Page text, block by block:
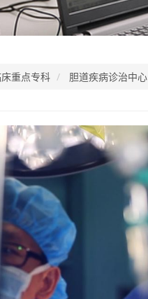
重点专科 胆道疾病诊治中心